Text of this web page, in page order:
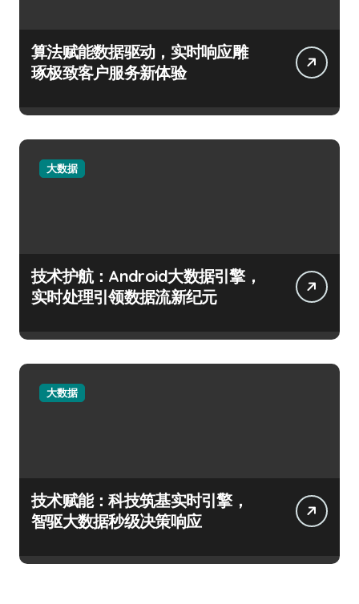
算法赋能数据驱动，实时响应雕
琢极致客户服务新体验
大数据
技术护航：Android大数据引擎，
实时处理引领数据流新纪元
大数据
技术赋能：科技筑基实时引擎，
智驱大数据秒级决策响应